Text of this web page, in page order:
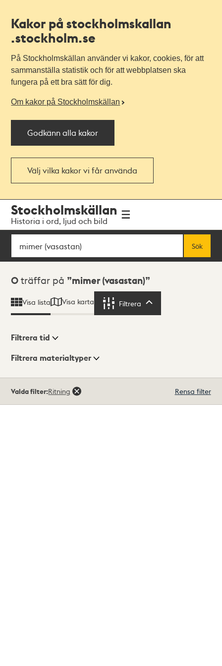
Kakor på stockholmskallan
.stockholm.se
På Stockholmskällan använder vi kakor, cookies, för att
sammanställa statistik och för att webbplatsen ska
fungera på ett bra sätt för dig.
Om kakor på Stockholmskällan
Godkänn alla kakor
Välj vilka kakor vi får använda
navigationen
huvudinnehållet
Stockholmskällan
Historia i ord, ljud och bild
Sök
Sök
Sökresultat
0 träffar på mimer (vasastan)
Visa lista Visa karta Filtrera
Visningsläge
Filtrera tid
Filtrera materialtyper
träffar
Valda filter:Ritning Rensa filter